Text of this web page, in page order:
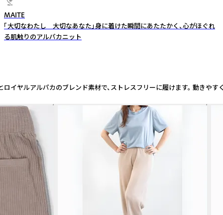
MAITE
「大切なわたし 大切なあなた」身に着けた瞬間にあたたかく、心がほぐれ
る肌触りのアルパカニット
ルアルパカのブレンド素材で、ストレスフリーに履けます。 動